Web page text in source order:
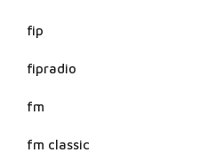
fip
fipradio
fm
fm classic